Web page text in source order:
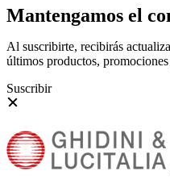
Mantengamos el
Al suscribirte, recibirás
últimos productos,
Suscribir